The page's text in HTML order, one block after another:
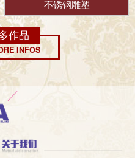
不锈钢雕塑
作品
INFOS